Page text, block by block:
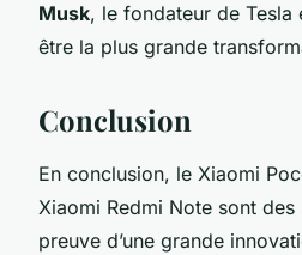
Musk, le fondateur de Tesla
être la plus grande
Conclusion
En conclusion, le Xiaomi
Xiaomi Redmi Note sont des
preuve d’une grande